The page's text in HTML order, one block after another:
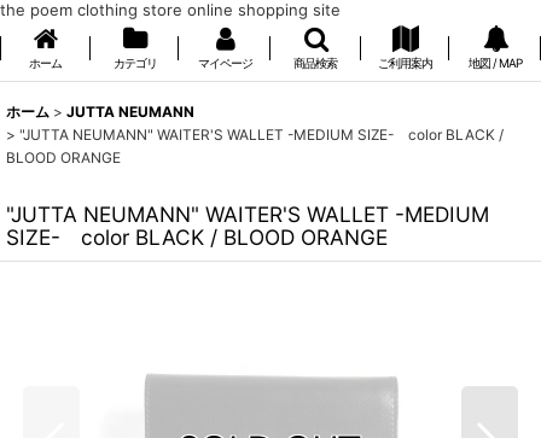
the poem clothing store online shopping site
ホーム カテゴリ マイページ 商品検索 ご利用案内 地図 / MAP
ホーム > JUTTA NEUMANN
> "JUTTA NEUMANN" WAITER'S WALLET -MEDIUM SIZE- color BLACK /
BLOOD ORANGE
"JUTTA NEUMANN" WAITER'S WALLET -MEDIUM
SIZE- color BLACK / BLOOD ORANGE